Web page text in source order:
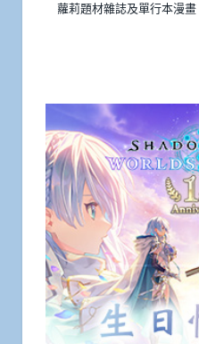
蘿莉題材雜誌及單行本漫畫